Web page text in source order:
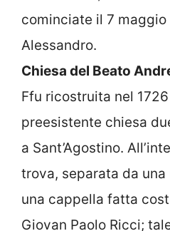
cominciate il 7 maggio
Alessandro.
Chiesa del Beato
Ffu ricostruita nel
preesistente chiesa
a Sant’Agostino.
trova, separata da
una cappella fatta
Giovan Paolo Ricci;